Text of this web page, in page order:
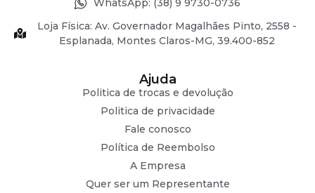
WhatsApp: (38) 9 9730-0736
Loja Física: Av. Governador Magalhães Pinto, 2558 -
Esplanada, Montes Claros-MG, 39.400-852
Ajuda
Politica de trocas e devolução
Politica de privacidade
Fale conosco
Política de Reembolso
A Empresa
Quer ser um Representante